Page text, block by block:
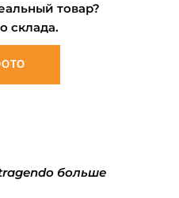
товар?
склада.
больше